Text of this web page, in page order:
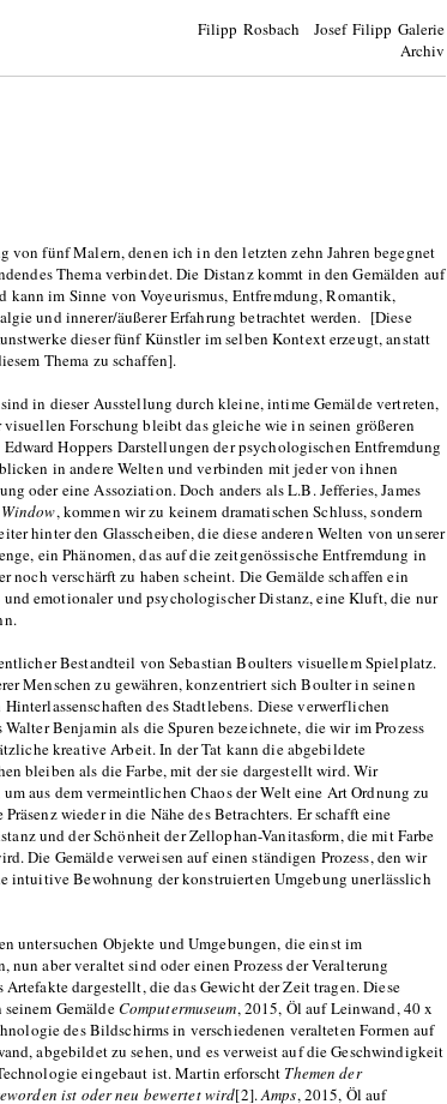
Filipp Rosbach Josef Filipp Galerie
Archiv
von fünf Malern, denen ich in den letzten zehn Jahren begegnet
Thema verbindet. Die Distanz kommt in den Gemälden auf
kann im Sinne von Voyeurismus, Entfremdung, Romantik,
und innerer/äußerer Erfahrung betrachtet werden. [Diese
dieser fünf Künstler im selben Kontext erzeugt, anstatt
Thema zu schaffen].
in dieser Ausstellung durch kleine, intime Gemälde vertreten,
Forschung bleibt das gleiche wie in seinen größeren
Hoppers Darstellungen der psychologischen Entfremdung
in andere Welten und verbinden mit jeder von ihnen
oder eine Assoziation. Doch anders als L.B. Jefferies, James
, kommen wir zu keinem dramatischen Schluss, sondern
hinter den Glasscheiben, die diese anderen Welten von unserer
ein Phänomen, das auf die zeitgenössische Entfremdung in
noch verschärft zu haben scheint. Die Gemälde schaffen ein
emotionaler und psychologischer Distanz, eine Kluft, die nur
Bestandteil von Sebastian Boulters visuellem Spielplatz.
Menschen zu gewähren, konzentriert sich Boulter in seinen
des Stadtlebens. Diese verwerflichen
Benjamin als die Spuren bezeichnete, die wir im Prozess
kreative Arbeit. In der Tat kann die abgebildete
bleiben als die Farbe, mit der sie dargestellt wird. Wir
aus dem vermeintlichen Chaos der Welt eine Art Ordnung zu
wieder in die Nähe des Betrachters. Er schafft eine
und der Schönheit der Zellophan-Vanitasform, die mit Farbe
Die Gemälde verweisen auf einen ständigen Prozess, den wir
intuitive Bewohnung der konstruierten Umgebung unerlässlich
untersuchen Objekte und Umgebungen, die einst im
aber veraltet sind oder einen Prozess der Veralterung
dargestellt, die das Gewicht der Zeit tragen. Diese
GemäldeComputermuseum, 2015, Öl auf Leinwand, 40 x
des Bildschirms in verschiedenen veralteten Formen auf
abgebildet zu sehen, und es verweist auf die Geschwindigkeit
eingebaut ist. Martin erforscht Themen der
ist oder neu bewertet wird[2].Amps, 2015, Öl auf